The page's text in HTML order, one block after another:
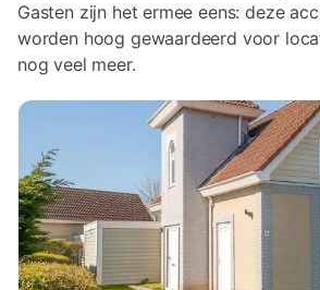
Gasten zijn het ermee eens: deze
worden hoog gewaardeerd voor
nog veel meer.